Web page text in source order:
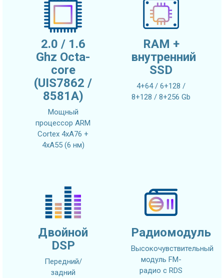
2.0 / 1.6
Ghz Octa-
core
(UIS7862 /
8581A)
Мощный
процессор ARM
Cortex 4xA76 +
4xA55 (6 нм)
RAM +
внутренний
SSD
4+64 / 6+128 /
8+128 / 8+256 Gb
Двойной
DSP
Передний/
задний
Радиомодуль
Высокочувствительный
модуль FM-
радио с RDS